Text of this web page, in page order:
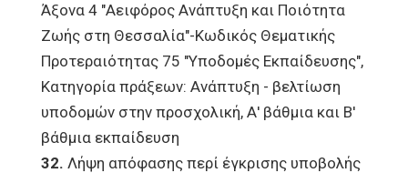
Άξονα 4 "Αειφόρος Ανάπτυξη και Ποιότητα
Ζωής στη Θεσσαλία"-Κωδικός Θεματικής
Προτεραιότητας 75 "Υποδομές Εκπαίδευσης",
Κατηγορία πράξεων: Ανάπτυξη - βελτίωση
υποδομών στην προσχολική, Α' βάθμια και Β'
βάθμια εκπαίδευση
32. Λήψη απόφασης περί έγκρισης υποβολής